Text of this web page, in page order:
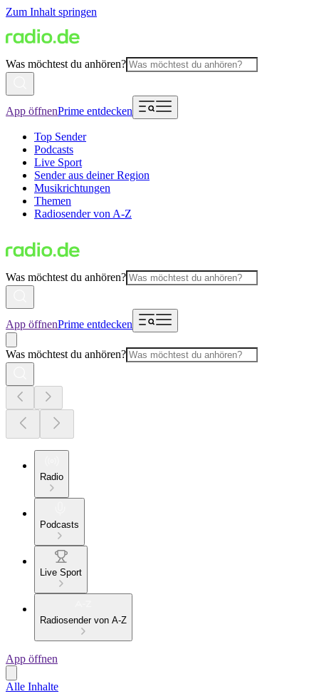
Zum Inhalt springen
Was möchtest du anhören?
App öffnenPrime entdecken
Top Sender
Podcasts
Live Sport
Sender aus deiner Region
Musikrichtungen
Themen
Radiosender von A-Z
Was möchtest du anhören?
App öffnenPrime entdecken
Was möchtest du anhören?
Radio
Podcasts
Live Sport
Radiosender von A-Z
App öffnen
Alle Inhalte